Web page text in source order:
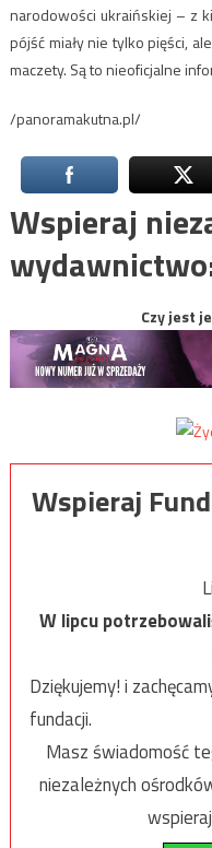
narodowości ukraińskiej – z
pójść miały nie tylko pięści,
maczety. Są to nieoficjalne
/panoramakutna.pl/
Wspieraj
Czy jest
Wspieraj
W lipcu
Dziękujemy! i
fundacji.
Masz świadomość
niezależnych